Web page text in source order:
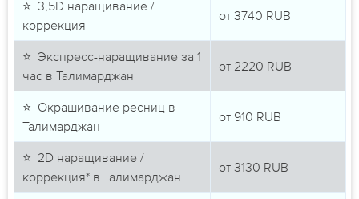
⭐ 3,5D наращивание /
коррекция
от 3740 RUB
⭐ Экспресс-наращивание за 1
час в Талимарджан
от 2220 RUB
⭐ Окрашивание ресниц в
Талимарджан
от 910 RUB
⭐ 2D наращивание /
коррекция* в Талимарджан
от 3130 RUB